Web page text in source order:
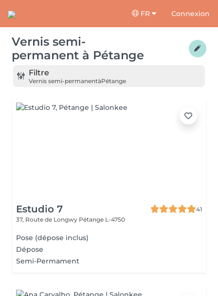
FR Connexion
Vernis semi-
permanent à Pétange
Filtre
Vernis semi-permanentàPétange
Estudio 7
41
37, Route de Longwy Pétange L-4750
Pose (dépose inclus)
Dépose
Semi-Permament